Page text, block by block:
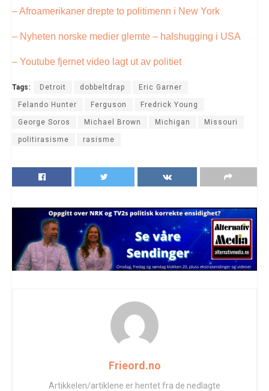
– Afroamerikaner drepte to politimenn i New York
– Nyheten norske medier glemte – halshugging i USA
– Youtube fjernet video lagt ut av politiet
Tags: Detroit dobbeltdrap Eric Garner
Felando Hunter Ferguson Fredrick Young
George Soros Michael Brown Michigan Missouri
politirasisme rasisme
Frieord.no
Artikkelen/artiklene er hentet fra de nedlagte